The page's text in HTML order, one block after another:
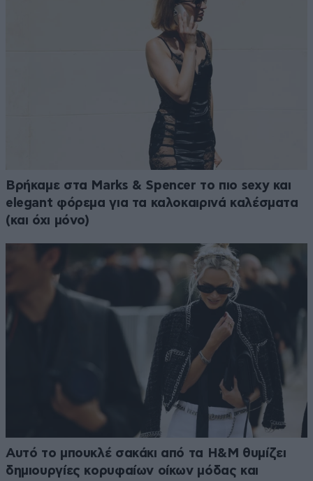
Βρήκαμε στα Marks & Spencer το πιο sexy και
elegant φόρεμα για τα καλοκαιρινά καλέσματα
(και όχι μόνο)
Αυτό το μπουκλέ σακάκι από τα H&M θυμίζει
δημιουργίες κορυφαίων οίκων μόδας και